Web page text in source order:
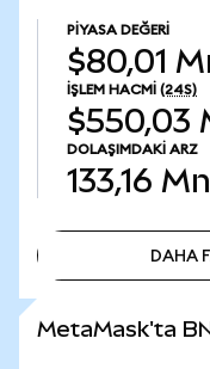
PIYASA DEĞERI
$80,01
İŞLEM HACMI (24S)
$550,03
DOLAŞIMDAKI ARZ
133,16 Mn
DAHA
MetaMask'ta